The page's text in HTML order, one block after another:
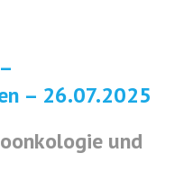
– 26.07.2025
und